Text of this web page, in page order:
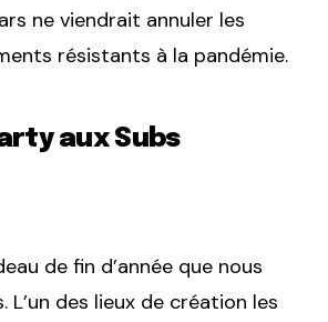
ne viendrait annuler les
résistants à la pandémie.
aux Subs
de fin d’année que nous
L’un des lieux de création les